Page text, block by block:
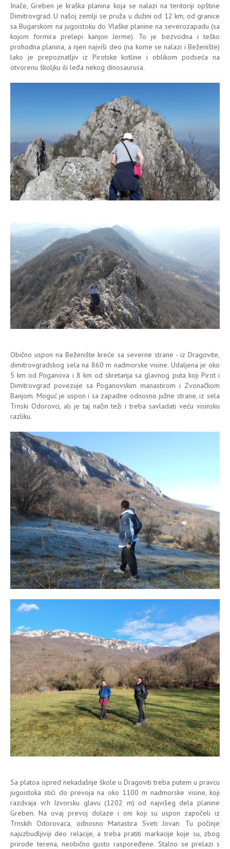
Inače, Greben je kraška planina koja se nalazi na teritoriji opštine
Dimitrovgrad. U našoj zemlji se pruža u dužini od 12 km, od granice
sa Bugarskom na jugoistoku do Vlaške planine na severozapadu (sa
kojom formira prelepi kanjon Jerme). To je bezvodna i teško
prohodna planina, a njen najviši deo (na kome se nalazi i Beženište)
lako je prepoznatljiv iz Pirotske kotline i oblikom podseća na
otvorenu školjku ili leđa nekog dinosaurusa.
Obično uspon na Beženište kreće sa severne strane - iz Dragovite,
dimitrovgradskog sela na 860 m nadmorske visine. Udaljena je oko
5 km od Poganova i 8 km od skretanja sa glavnog puta koji Pirot i
Dimitrovgrad povezuje sa Poganovskim manastirom i Zvonačkom
Banjom. Moguć je uspon i sa zapadne odnosno južne strane, iz sela
Trnski Odorovci, ali je taj način teži i treba savladati veću visinsku
razliku.
Sa platoa ispred nekadašnje škole u Dragoviti treba putem u pravcu
jugoistoka stići do prevoja na oko 1100 m nadmorske visine, koji
razdvaja vrh Izvorsku glavu (1202 m) od najvišeg dela planine
Greben. Na ovaj prevoj dolaze i oni koji su uspon započeli iz
Trnskih Odorovaca, odnosno Manastira Sveti Jovan. Tu počinje
najuzbudljiviji deo relacije, a treba pratiti markacije koje su, zbog
prirode terena, neobično gusto raspoređene. Stalno se prelazi s